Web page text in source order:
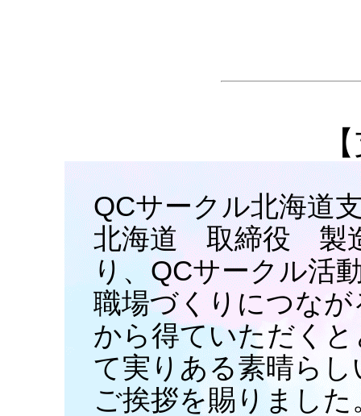
QCサークル北海道
北海道 取締役 製
り、QCサークル活
職場づくりにつな
から得ていただく
て実りある素晴ら
ご挨拶を賜りました